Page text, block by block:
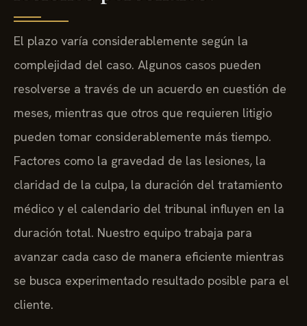
El plazo varía considerablemente según la
complejidad del caso. Algunos casos pueden
resolverse a través de un acuerdo en cuestión de
meses, mientras que otros que requieren litigio
pueden tomar considerablemente más tiempo.
Factores como la gravedad de las lesiones, la
claridad de la culpa, la duración del tratamiento
médico y el calendario del tribunal influyen en la
duración total. Nuestro equipo trabaja para
avanzar cada caso de manera eficiente mientras
se busca experimentado resultado posible para el
cliente.